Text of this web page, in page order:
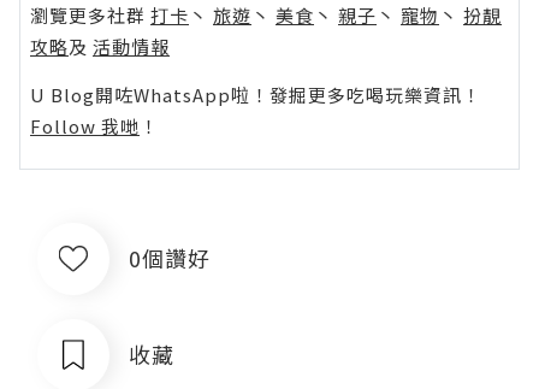
瀏覽更多社群 打卡 丶 旅遊 丶 美食 丶 親子 丶 寵物 丶 扮靚
攻略及 活動情報
U Blog開咗WhatsApp啦！發掘更多吃喝玩樂資訊！
Follow 我哋 ！
0個讚好
收藏